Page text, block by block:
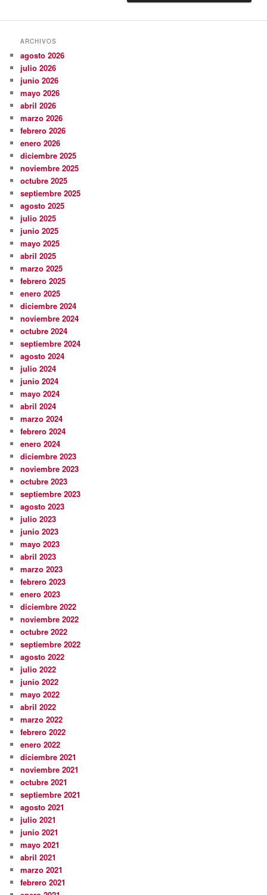
ARCHIVOS
agosto 2026
julio 2026
junio 2026
mayo 2026
abril 2026
marzo 2026
febrero 2026
enero 2026
diciembre 2025
noviembre 2025
octubre 2025
septiembre 2025
agosto 2025
julio 2025
junio 2025
mayo 2025
abril 2025
marzo 2025
febrero 2025
enero 2025
diciembre 2024
noviembre 2024
octubre 2024
septiembre 2024
agosto 2024
julio 2024
junio 2024
mayo 2024
abril 2024
marzo 2024
febrero 2024
enero 2024
diciembre 2023
noviembre 2023
octubre 2023
septiembre 2023
agosto 2023
julio 2023
junio 2023
mayo 2023
abril 2023
marzo 2023
febrero 2023
enero 2023
diciembre 2022
noviembre 2022
octubre 2022
septiembre 2022
agosto 2022
julio 2022
junio 2022
mayo 2022
abril 2022
marzo 2022
febrero 2022
enero 2022
diciembre 2021
noviembre 2021
octubre 2021
septiembre 2021
agosto 2021
julio 2021
junio 2021
mayo 2021
abril 2021
marzo 2021
febrero 2021